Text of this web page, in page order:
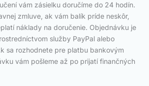
vám zásielku doručíme do 24 hodín.
zmluve, ak vám balík príde neskôr,
náklady na doručenie. Objednávku je
služby PayPal alebo
sa rozhodnete pre platbu bankovým
vám pošleme až po prijatí finančných